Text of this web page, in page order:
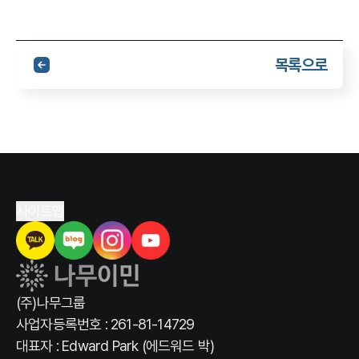
목록으로
(주)나무그룹
사업자등록번호 : 261-81-14729
대표자 : Edward Park (에드워드 박)